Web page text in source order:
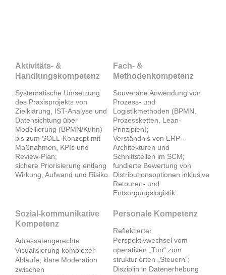
Aktivitäts- &
Handlungskompetenz
Systematische Umsetzung
des Praxisprojekts von
Zielklärung, IST-Analyse und
Datensichtung über
Modellierung (BPMN/Kuhn)
bis zum SOLL-Konzept mit
Maßnahmen, KPIs und
Review-Plan;
sichere Priorisierung entlang
Wirkung, Aufwand und Risiko.
Fach- &
Methodenkompetenz
Souveräne Anwendung von
Prozess- und
Logistikmethoden (BPMN,
Prozessketten, Lean-
Prinzipien);
Verständnis von ERP-
Architekturen und
Schnittstellen im SCM;
fundierte Bewertung von
Distributionsoptionen inklusive
Retouren- und
Entsorgungslogistik.
Sozial-kommunikative
Kompetenz
Adressatengerechte
Visualisierung komplexer
Abläufe; klare Moderation
zwischen
Personale Kompetenz
Reflektierter
Perspektivwechsel vom
operativen „Tun“ zum
strukturierten „Steuern“;
Disziplin in Datenerhebung